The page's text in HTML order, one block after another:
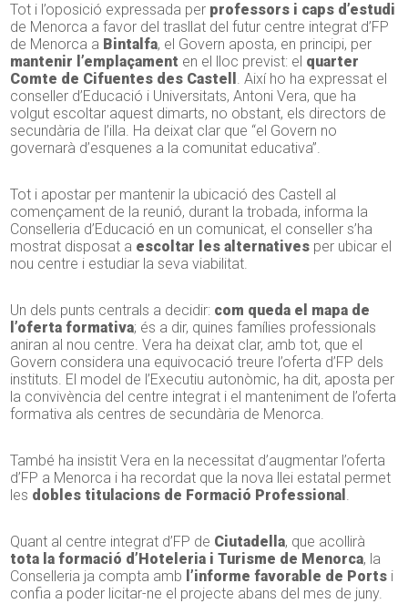
Tot i l’oposició expressada per professors i caps d’estudi
de Menorca a favor del trasllat del futur centre integrat d’FP
de Menorca a Bintalfa, el Govern aposta, en principi, per
mantenir l’emplaçament en el lloc previst: el quarter
Comte de Cifuentes des Castell . Així ho ha expressat el
conseller d’Educació i Universitats, Antoni Vera, que ha
volgut escoltar aquest dimarts, no obstant, els directors de
secundària de l’illa. Ha deixat clar que “el Govern no
governarà d’esquenes a la comunitat educativa”.
Tot i apostar per mantenir la ubicació des Castell al
començament de la reunió, durant la trobada, informa la
Conselleria d’Educació en un comunicat, el conseller s’ha
mostrat disposat a escoltar les alternatives per ubicar el
nou centre i estudiar la seva viabilitat.
Un dels punts centrals a decidir: com queda el mapa de
l’oferta formativa; és a dir, quines famílies professionals
aniran al nou centre. Vera ha deixat clar, amb tot, que el
Govern considera una equivocació treure l’oferta d’FP dels
instituts. El model de l’Executiu autonòmic, ha dit, aposta per
la convivència del centre integrat i el manteniment de l’oferta
formativa als centres de secundària de Menorca.
També ha insistit Vera en la necessitat d’augmentar l’oferta
d’FP a Menorca i ha recordat que la nova llei estatal permet
les dobles titulacions de Formació Professional .
Quant al centre integrat d’FP de Ciutadella, que acollirà
tota la formació d’Hoteleria i Turisme de Menorca, la
Conselleria ja compta amb l’informe favorable de Ports i
confia a poder licitar-ne el projecte abans del mes de juny.